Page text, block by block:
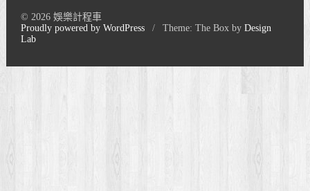
© 2026 娛樂計程車
Proudly powered by WordPress
/ Theme: The Box byDesign
Lab